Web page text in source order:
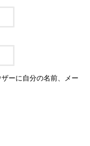
ーに自分の名前、メー